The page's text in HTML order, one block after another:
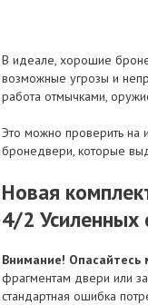
В идеале, хорошие
возможные угрозы и
работа отмычками,
Это можно проверить на
бронедвери, которые
Новая
4/2
Внимание! Опасайтесь
фрагментам двери или
стандартная ошибка